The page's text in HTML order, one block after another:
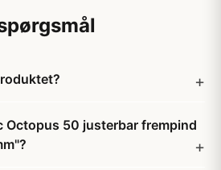
Octopus 50 justerbar frempind